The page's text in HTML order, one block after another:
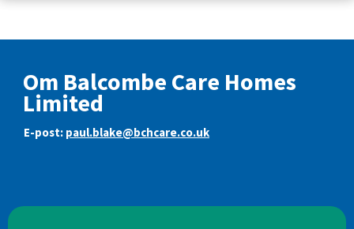
Om Balcombe Care Homes
Limited
E-post: paul.blake@bchcare.co.uk